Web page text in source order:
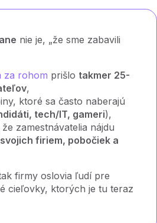
nie je, „že sme zabavili
za rohom prišlo takmer 25-
,
ktoré sa často naberajú
tech/IT, gameri),
zamestnávatelia nájdu
firiem, pobočiek a
firmy oslovia ľudí pre
cieľovky, ktorých je tu teraz